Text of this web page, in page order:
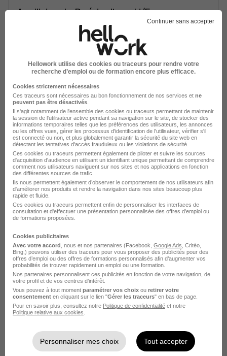
Auxiliaire de Puériculture H/F
Super recruteur
2 240 € / mois
Auxiliaire de Puericulture H/F
People and baby
Neuilly-sur-Seine - 92 CDI
Voir l’offre
Auxiliaire de Puériculture H/F
Département du Val de Marne
Ivry-sur-Seine - 94 CDD 12 mois
Continuer sans accepter
Hellowork utilise des cookies ou traceurs pour rendre votre
recherche d’emploi ou de formation encore plus efficace.
Cookies strictement nécessaires
Ces traceurs sont nécessaires au bon fonctionnement de nos services et ne
peuvent pas être désactivés
Il s'agit notamment de l'ensemble des cookies ou traceurs permettant de maintenir
la session de l'utilisateur active pendant sa navigation sur le site, de stocker des
informations temporaires telles que les préférences des utilisateurs, les annonces
ou les offres vues, gérer les processus d'identification de l'utilisateur, vérifier s'il
est connecté ou non, et plus globalement garantir la sécurité du site web en
détectant les tentatives d'accès frauduleux ou les violations de sécurité.
Ces cookies ou traceurs permettent également de piloter et suivre les sources
d'acquisition d'audience en utilisant un identifiant unique permettant de comprendre
comment nos utilisateurs naviguent sur nos sites et nos applications en fonction
des différentes sources de trafic.
Ils nous permettent également d’observer le comportement de nos utilisateurs afin
d'améliorer nos produits et rendre la navigation dans nos sites beaucoup plus
rapide et fluide.
Ces cookies ou traceurs permettent enfin de personnaliser les interfaces de
consultation et d'effectuer une présentation personnalisée des offres d'emploi ou
de formations proposées.
Cookies publicitaires
Avec votre accord , nous et nos partenaires (Facebook, Google Ads , Critéo,
Bing,) pouvons utiliser des traceurs pour vous proposer des publicités pour des
offres d’emploi ou des offres de formations personnalisés afin d’augmenter vos
probabilités de trouver rapidement un emploi ou une formation.
Nos partenaires personnalisent ces publicités en fonction de votre navigation, de
votre profil et de vos centres d’intérêt.
Vous pouvez à tout moment paramétrer vos choix ou retirer votre
consentement en cliquant sur le lien "Gérer les traceurs" en bas de page.
Pour en savoir plus, consultez notre Politique de confidentialité et notre
Politique relative aux cookies
Personnaliser mes choix Tout accepter